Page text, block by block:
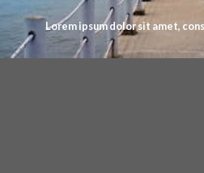
Lorem ipsum dolor sit amet,